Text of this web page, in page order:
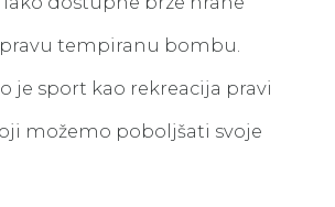
tempiranu bombu.
je sport kao rekreacija pravi
možemo poboljšati svoje